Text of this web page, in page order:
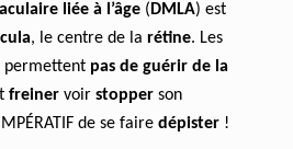
liée à l’âge (DMLA) est
, le centre de la rétine. Les
permettent pas de guérir de la
freiner voir stopper son
de se faire dépister !